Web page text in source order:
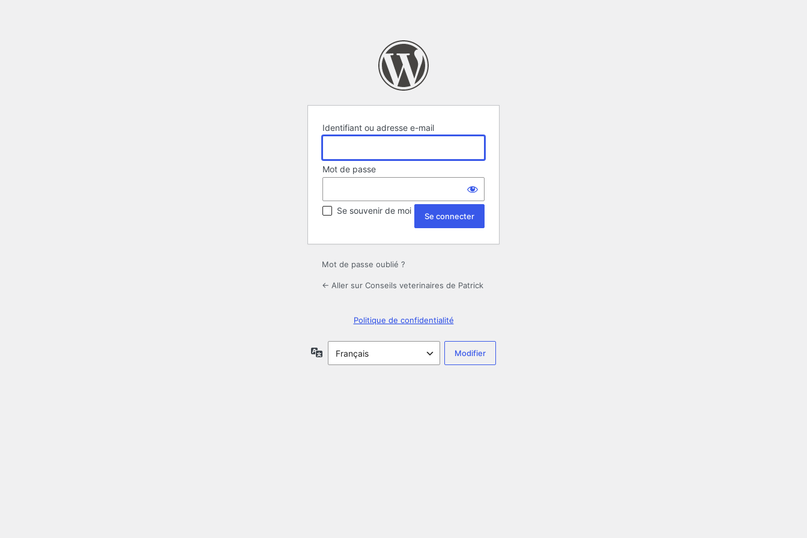
Identifiant ou adresse e-mail
Mot de passe
Se souvenir de moi
Mot de passe oublié ?
← Aller sur Conseils veterinaires de Patrick
Politique de confidentialité
Langue